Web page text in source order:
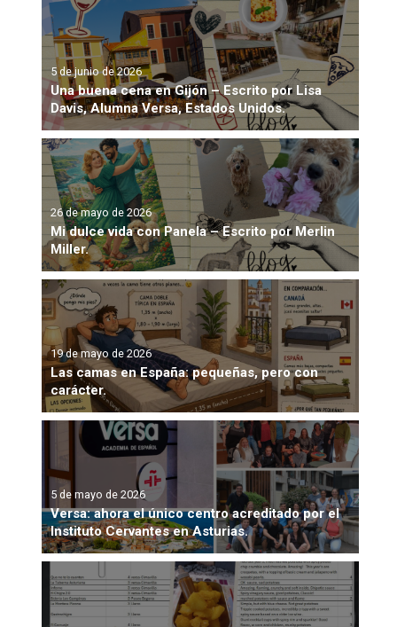
5 de junio de 2026
Una buena cena en Gijón – Escrito por Lisa
Davis, Alumna Versa, Estados Unidos.
26 de mayo de 2026
Mi dulce vida con Panela – Escrito por Merlin
Miller.
19 de mayo de 2026
Las camas en España: pequeñas, pero con
carácter.
5 de mayo de 2026
Versa: ahora el único centro acreditado por el
Instituto Cervantes en Asturias.